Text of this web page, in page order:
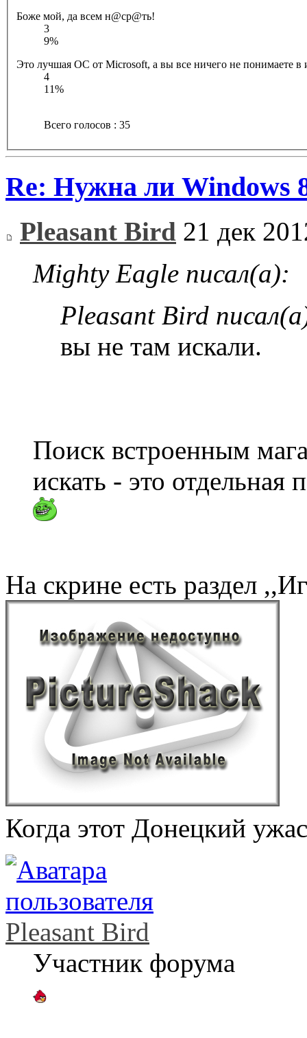
Боже мой, да всем н@ср@ть!
3
9%
Это лучшая ОС от Microsoft, а вы все ничего не понимаете в
4
11%
Всего голосов : 35
Re: Нужна ли Windows
Pleasant Bird 21 дек
Mighty Eagle писал(а):
Pleasant Bird
вы не там искали.
Поиск встроенным
искать - это отдельная
На скрине есть раздел
Когда этот Донецкий
Pleasant Bird
Участник форума